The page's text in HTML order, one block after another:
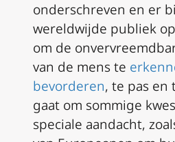
onderschreven en er
wereldwijde publiek
om de
van de mens te
bevorderen, te pas en
gaat om sommige
speciale aandacht,